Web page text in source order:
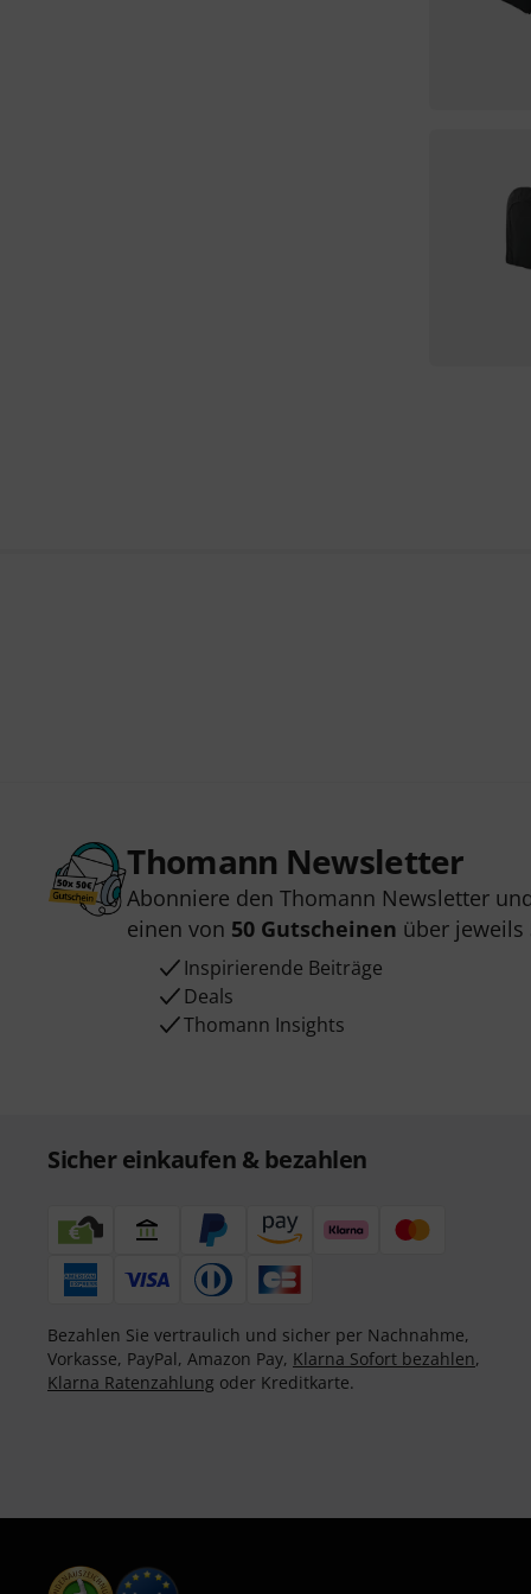
Thomann Newsletter
Abonniere den Thomann Newsletter
einen von 50 Gutscheinen über jeweils
Inspirierende Beiträge
Deals
Thomann Insights
Sicher einkaufen & bezahlen
Bezahlen Sie vertraulich und sicher per Nachnahme,
Vorkasse, PayPal, Amazon Pay, Klarna Sofort bezahlen,
Klarna Ratenzahlung oder Kreditkarte.